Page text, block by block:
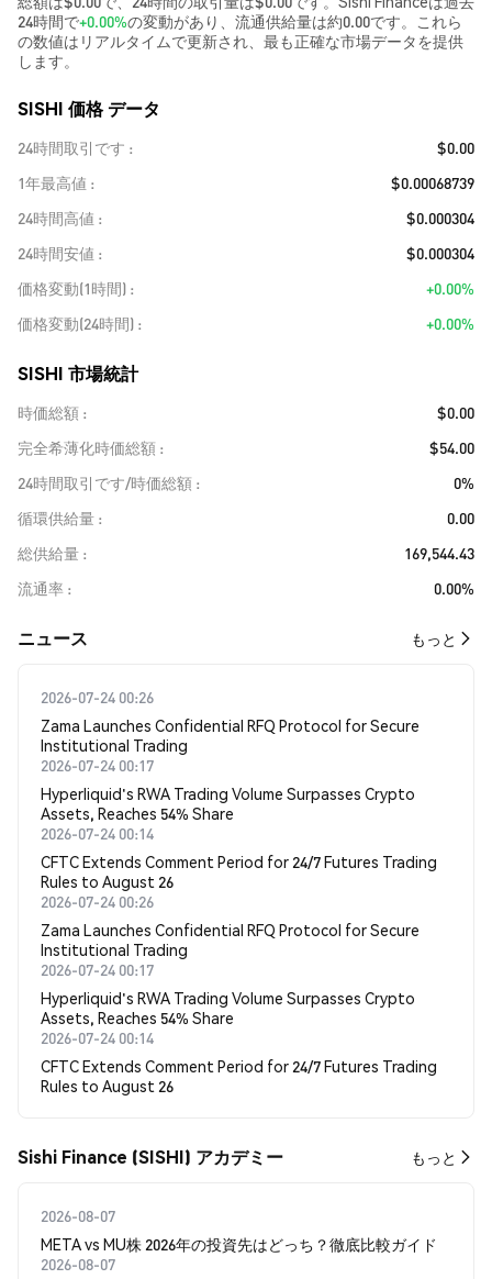
24時間で+0.00%の変動があり、流通供給量は約0.00です。これら
の数値はリアルタイムで更新され、最も正確な市場データを提供
します。
SISHI 価格 データ
24時間取引です
$0.00
1年最高値
$0.00068739
24時間高値
$0.000304
24時間安値
$0.000304
価格変動(1時間)
+0.00%
価格変動(24時間)
+0.00%
SISHI 市場統計
時価総額
$0.00
完全希薄化時価総額
$54.00
24時間取引です/時価総額
0%
循環供給量
0.00
総供給量
169,544.43
流通率
0.00%
​​ニュース​​ もっと
2026-07-24 00:26
Zama Launches Confidential RFQ Protocol for Secure
Institutional Trading
2026-07-24 00:17
Hyperliquid's RWA Trading Volume Surpasses Crypto
Assets, Reaches 54% Share
2026-07-24 00:14
CFTC Extends Comment Period for 24/7 Futures Trading
Rules to August 26
2026-07-24 00:26
Zama Launches Confidential RFQ Protocol for Secure
Institutional Trading
2026-07-24 00:17
Hyperliquid's RWA Trading Volume Surpasses Crypto
Assets, Reaches 54% Share
2026-07-24 00:14
CFTC Extends Comment Period for 24/7 Futures Trading
Rules to August 26
Sishi Finance (SISHI) アカデミー もっと
2026-08-07
META vs MU株 2026年の投資先はどっち？徹底比較ガイド
2026-08-07